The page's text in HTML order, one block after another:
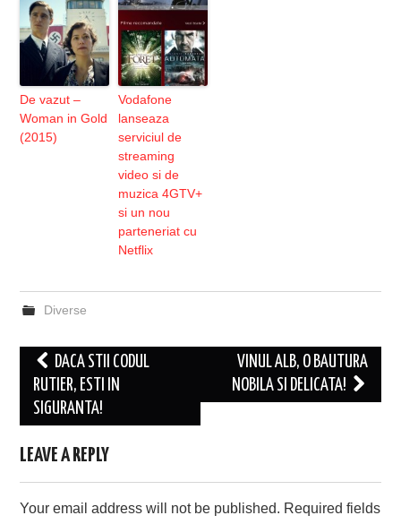
De vazut –
Woman in Gold
(2015)
Vodafone
lanseaza
serviciul de
streaming
video si de
muzica 4GTV+
si un nou
parteneriat cu
Netflix
Diverse
Post
navigation
DACA STII CODUL
RUTIER, ESTI IN
SIGURANTA!
VINUL ALB, O BAUTURA
NOBILA SI DELICATA!
LEAVE A REPLY
Your email address will not be published. Required fields